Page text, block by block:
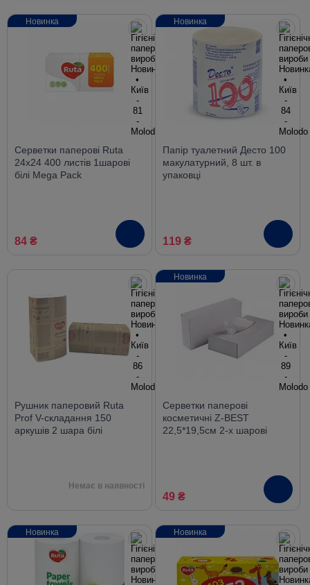
Серветки паперові Ruta
24х24 400 листів 1шарові
білі Mega Pack
84 ₴
Новинка
Папір туалетний Десто 100
макулатурний, 8 шт. в
упаковці
119 ₴
Новинка
Рушник паперовий Ruta
Prof V-складання 150
аркушів 2 шара білі
Немає в наявності
Серветки паперові
косметичні Z-BEST
22,5*19,5см 2-х шарові
49 ₴
Новинка
Новинка Новинка